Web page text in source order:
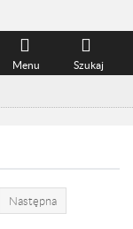
Szukaj
Menu
Następna